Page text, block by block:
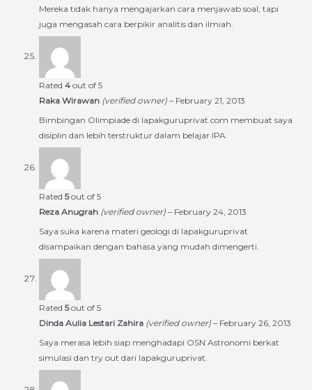
Mereka tidak hanya mengajarkan cara menjawab soal, tapi
juga mengasah cara berpikir analitis dan ilmiah.
Rated 4 out of 5
Raka Wirawan (verified owner) – February 21, 2013
Bimbingan Olimpiade di lapakguruprivat.com membuat saya
disiplin dan lebih terstruktur dalam belajar IPA.
Rated 5out of 5
Reza Anugrah (verified owner) – February 24, 2013
Saya suka karena materi geologi di lapakguruprivat
disampaikan dengan bahasa yang mudah dimengerti.
Rated 5out of 5
Dinda Aulia Lestari Zahira (verified owner) – February 26, 2013
Saya merasa lebih siap menghadapi OSN Astronomi berkat
simulasi dan try out dari lapakguruprivat.